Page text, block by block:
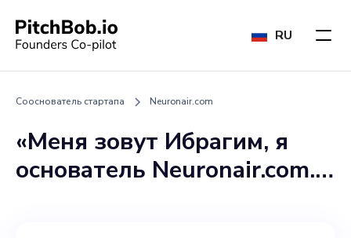
RU
Сооснователь стартапа Neuronair.com
«Меня зовут Ибрагим, я
основатель Neuronair.com.